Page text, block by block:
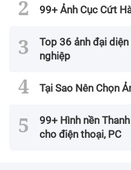
99+ Ảnh Cục Cứt
Top 36 ảnh đại
nghiệp
Tại Sao Nên Chọn
99+ Hình nền
cho điện thoại, PC